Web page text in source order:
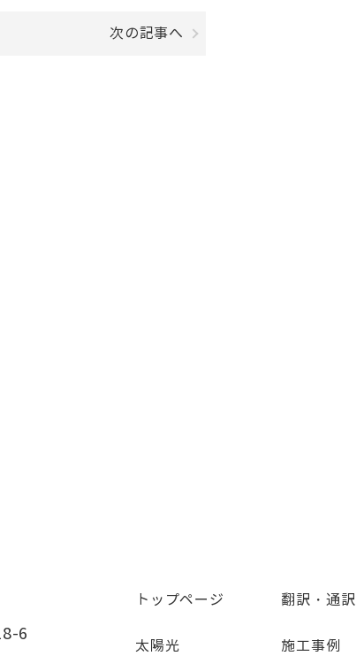
次の記事へ
6
トップページ
太陽光
翻訳・通訳
施工事例